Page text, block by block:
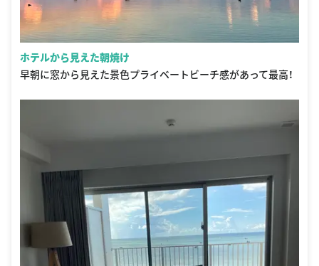
ホテルから見えた朝焼け
早朝に窓から見えた景色プライベートビーチ感があって最高！